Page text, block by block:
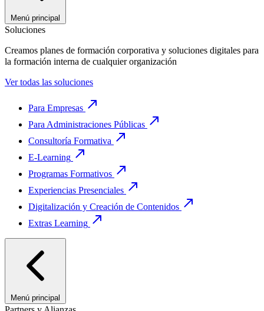
Menú principal
Soluciones
Creamos planes de formación corporativa y soluciones digitales para
la formación interna de cualquier organización
Ver todas las soluciones
Para Empresas
Para Administraciones Públicas
Consultoría Formativa
E-Learning
Programas Formativos
Experiencias Presenciales
Digitalización y Creación de Contenidos
Extras Learning
Menú principal